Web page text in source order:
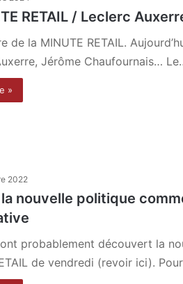
RETAIL / Leclerc
de la MINUTE RETAIL.
Jérôme Chaufournais…
»
2022
la nouvelle politique
probablement découvert la
de vendredi (revoir ici).